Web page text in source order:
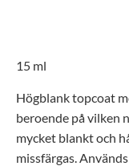
15 ml
Högblanktopcoat
beroende på vilken
mycket blankt och
missfärgas.